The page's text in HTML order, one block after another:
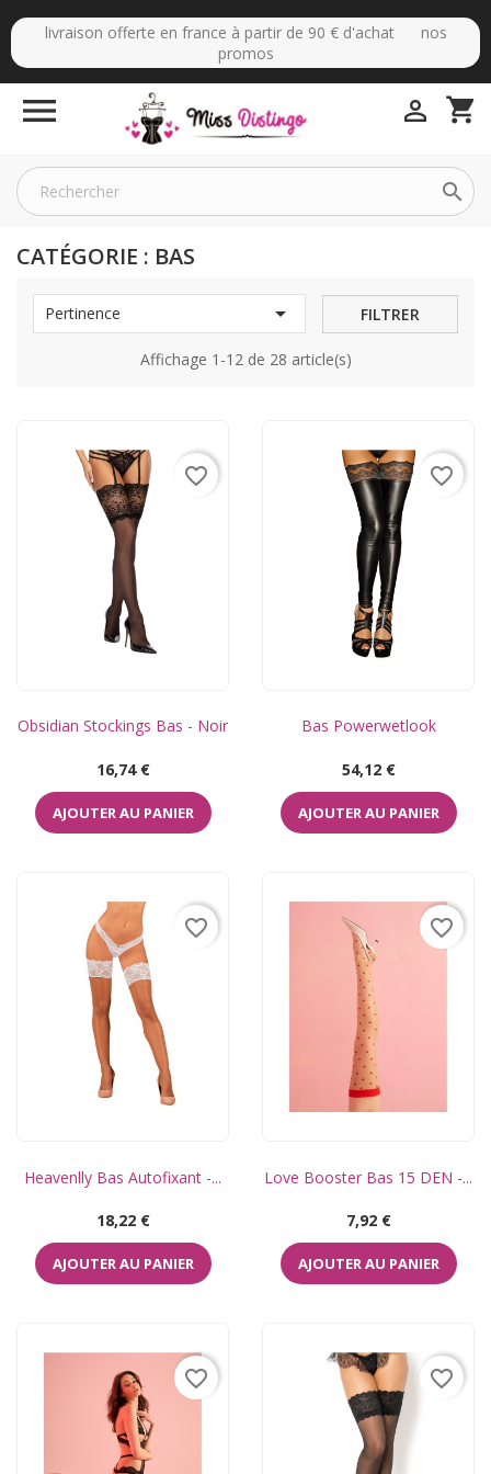
livraison offerte en france à partir de 90 € d'achat nos
promos
 shopping_cart


CATÉGORIE : BAS
Pertinence  FILTRER
Affichage 1-12 de 28 article(s)
Obsidian Stockings Bas - Noir
Prix
16,74 €
AJOUTER AU PANIER
favorite_border
Bas Powerwetlook
Prix
54,12 €
AJOUTER AU PANIER
favorite_border
Heavenlly Bas Autofixant -...
Prix
18,22 €
AJOUTER AU PANIER
favorite_border
Love Booster Bas 15 DEN -...
Prix
7,92 €
AJOUTER AU PANIER
favorite_border
favorite_border favorite_border